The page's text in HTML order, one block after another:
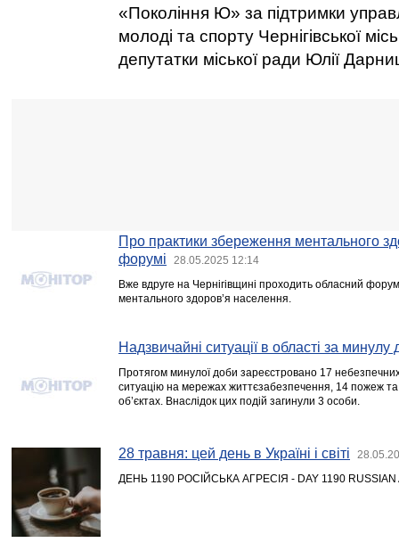
«Покоління Ю» за підтримки
молоді та спорту Чернігівської
депутатки міської ради Юлії
Про практики збереження ментального
форумі
28.05.2025 12:14
Вже вдруге на Чернігівщині проходить обласний
ментального здоров’я населення.
Надзвичайні ситуації в області за минулу
Протягом минулої доби зареєстровано 17
ситуацію на мережах життєзабезпечення, 14 пожеж та
об’єктах. Внаслідок цих подій загинули 3 особи.
28 травня: цей день в Україні і світі
ДЕНЬ 1190 РОСІЙСЬКА АГРЕСІЯ - DAY 1190 RUSSIAN